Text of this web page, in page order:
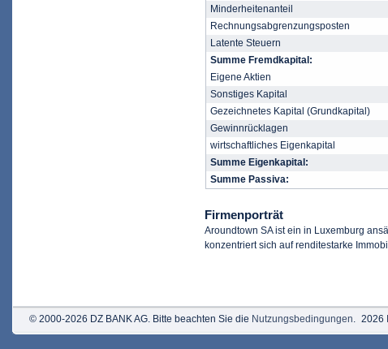
Minderheitenanteil
Rechnungsabgrenzungsposten
Latente Steuern
Summe Fremdkapital:
Eigene Aktien
Sonstiges Kapital
Gezeichnetes Kapital (Grundkapital)
Gewinnrücklagen
wirtschaftliches Eigenkapital
Summe Eigenkapital:
Summe Passiva:
Firmenporträt
Aroundtown SA ist ein in Luxemburg
konzentriert sich auf renditestarke
© 2000-2026 DZ BANK AG. Bitte beachten Sie die Nutzungsbedingungen. 2026